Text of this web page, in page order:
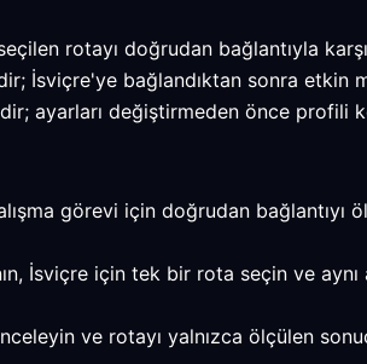
rotayı doğrudan bağlantıyla
İsviçre'ye bağlandıktan sonra etkin
ayarları değiştirmeden önce profili
görevi için doğrudan bağlantıyı
İsviçre için tek bir rota seçin ve
ve rotayı yalnızca ölçülen